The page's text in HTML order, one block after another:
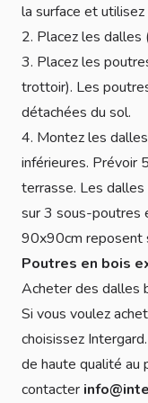
la surface et
2. Placez les
3. Placez les
trottoir). Les
détachées du sol.
4. Montez les
inférieures. Prévoir
terrasse. Les
sur 3 sous-poutres
90x90cm reposent
Poutres en bois
Acheter des dalles
Si vous voulez
choisissez
de haute qualité au
contacter